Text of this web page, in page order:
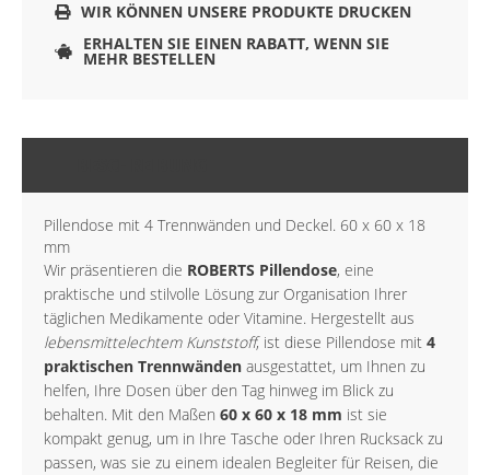
WIR KÖNNEN UNSERE PRODUKTE DRUCKEN
ERHALTEN SIE EINEN RABATT, WENN SIE
MEHR BESTELLEN
Pillendose mit 4 Trennwänden und Deckel. 60 x 60 x 18
mm
Wir präsentieren die ROBERTS Pillendose, eine
praktische und stilvolle Lösung zur Organisation Ihrer
täglichen Medikamente oder Vitamine. Hergestellt aus
lebensmittelechtem Kunststoff, ist diese Pillendose mit 4
praktischen Trennwänden ausgestattet, um Ihnen zu
helfen, Ihre Dosen über den Tag hinweg im Blick zu
behalten. Mit den Maßen 60 x 60 x 18 mm ist sie
kompakt genug, um in Ihre Tasche oder Ihren Rucksack zu
passen, was sie zu einem idealen Begleiter für Reisen, die